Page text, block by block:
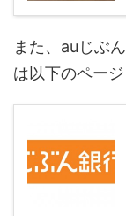
また、auじぶ
は以下のペー